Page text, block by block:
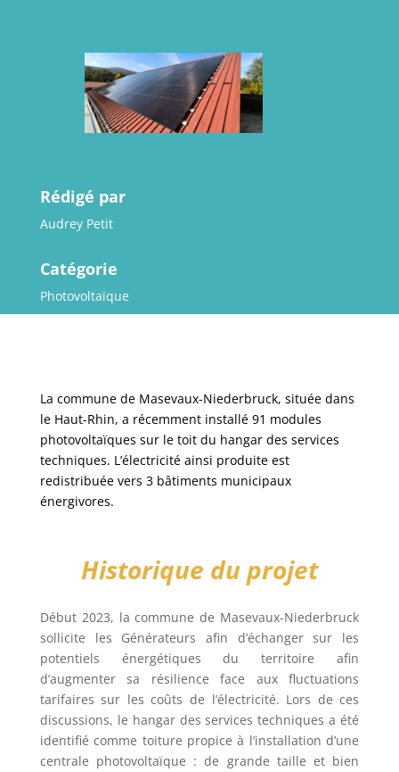
Rédigé par
Audrey Petit
Catégorie
Photovoltaïque
La commune de Masevaux-Niederbruck, située dans
le Haut-Rhin, a récemment installé 91 modules
photovoltaïques sur le toit du hangar des services
techniques. L’électricité ainsi produite est
redistribuée vers 3 bâtiments municipaux
énergivores.
Historique du projet
Début 2023, la commune de Masevaux-Niederbruck
sollicite les Générateurs afin d’échanger sur les
potentiels énergétiques du territoire afin
d’augmenter sa résilience face aux fluctuations
tarifaires sur les coûts de l’électricité. Lors de ces
discussions, le hangar des services techniques a été
identifié comme toiture propice à l’installation d’une
centrale photovoltaïque : de grande taille et bien